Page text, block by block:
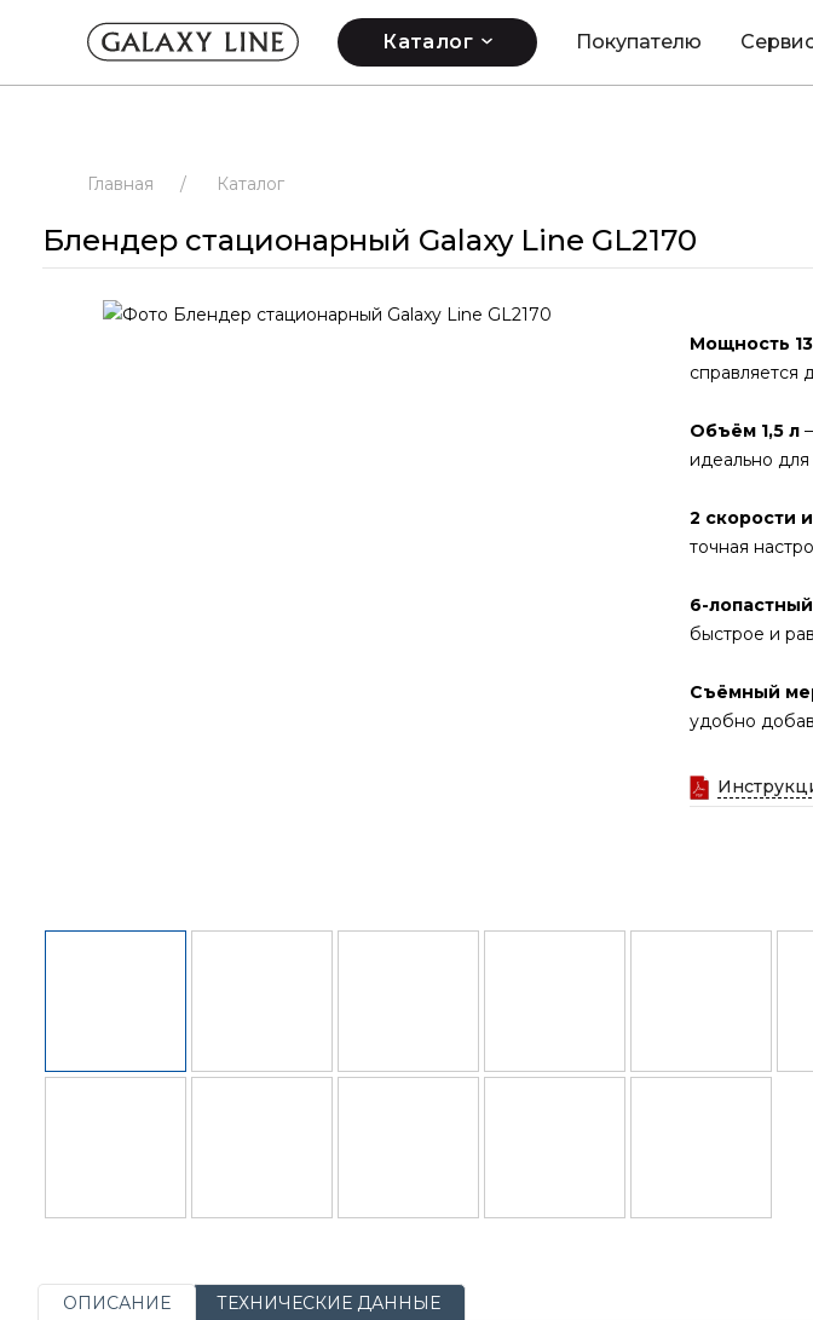
Каталог Покупателю
Главная / Каталог
Блендер стационарный Galaxy Line GL2170
Мощность
справляется
Объём 1,5 л
идеально
2 скорости
точная
6-
быстрое и
Съёмный
удобно
ОПИСАНИЕ ТЕХНИЧЕСКИЕ ДАННЫЕ